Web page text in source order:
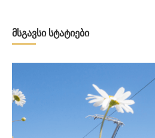
მსგავსი სტატიები